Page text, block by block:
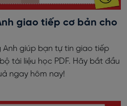
giao tiếp cơ bản cho
Anh giúp bạn tự tin giao tiếp
tài liệu học PDF. Hãy bắt đầu
ngay hôm nay!